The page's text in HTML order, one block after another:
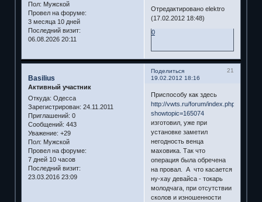
Пол: Мужской
Провел на форуме:
3 месяца 10 дней
Последний визит:
06.08.2026 20:11
Отредактировано elektro
(17.02.2012 18:48)
0
Поделиться
21
19.02.2012 18:16
Basilius
Активный участник
Откуда: Одесса
Зарегистрирован: 24.11.2011
Приглашений: 0
Сообщений: 443
Уважение: +29
Пол: Мужской
Провел на форуме:
7 дней 10 часов
Последний визит:
23.03.2016 23:09
Приспособу как здесь
http://vwts.ru/forum/index.php?
showtopic=165074
изготовил, уже при
установке заметил
негодность венца
маховика. Так что
операция была обречена
на провал. А что касается
ну-хау девайса - токарь
молодчага, при отсутствии
сколов и изношенности